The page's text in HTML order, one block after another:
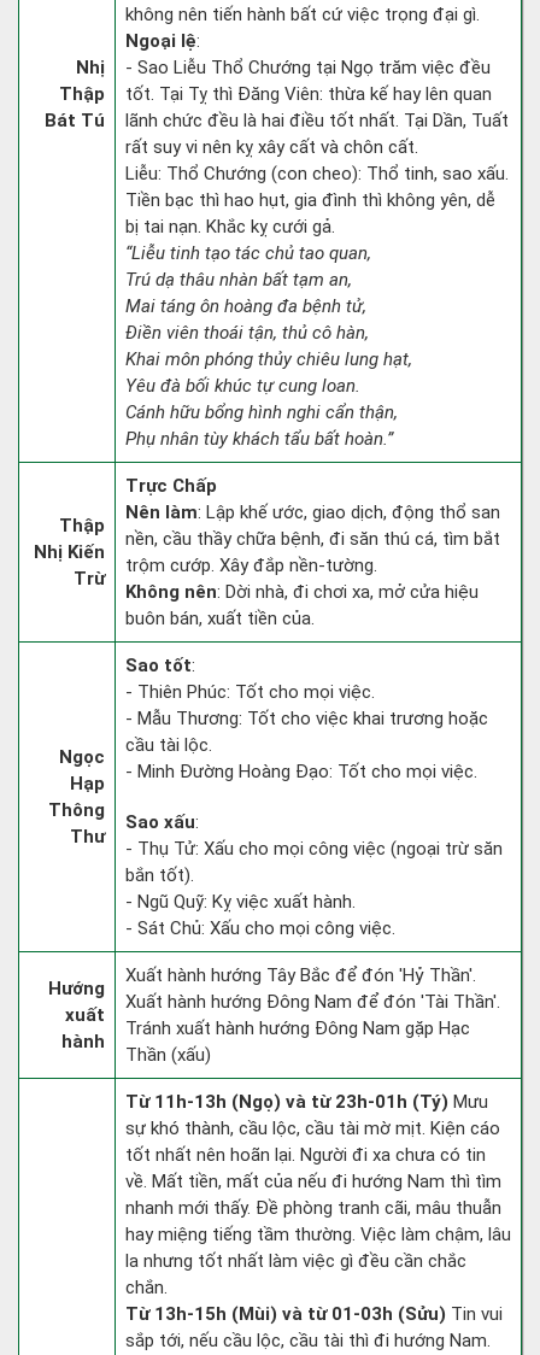
Nhị
Thập
Bát Tú
không nên tiến hành bất cứ việc trọng đại gì.
Ngoại lệ:
- Sao Liễu Thổ Chướng tại Ngọ trăm việc đều
tốt. Tại Tỵ thì Đăng Viên: thừa kế hay lên quan
lãnh chức đều là hai điều tốt nhất. Tại Dần, Tuất
rất suy vi nên kỵ xây cất và chôn cất.
Liễu: Thổ Chướng (con cheo): Thổ tinh, sao xấu.
Tiền bạc thì hao hụt, gia đình thì không yên, dễ
bị tai nạn. Khắc kỵ cưới gả.
“Liễu tinh tạo tác chủ tao quan,
Trú dạ thâu nhàn bất tạm an,
Mai táng ôn hoàng đa bệnh tử,
Điền viên thoái tận, thủ cô hàn,
Khai môn phóng thủy chiêu lung hạt,
Yêu đà bối khúc tự cung loan.
Cánh hữu bổng hình nghi cẩn thận,
Phụ nhân tùy khách tẩu bất hoàn.”
Thập
Nhị Kiến
Trừ
Trực Chấp
Nên làm: Lập khế ước, giao dịch, động thổ san
nền, cầu thầy chữa bệnh, đi săn thú cá, tìm bắt
trộm cướp. Xây đắp nền-tường.
Không nên: Dời nhà, đi chơi xa, mở cửa hiệu
buôn bán, xuất tiền của.
Ngọc
Hạp
Thông
Thư
Sao tốt:
- Thiên Phúc: Tốt cho mọi việc.
- Mẫu Thương: Tốt cho việc khai trương hoặc
cầu tài lộc.
- Minh Đường Hoàng Đạo: Tốt cho mọi việc.
Sao xấu:
- Thụ Tử: Xấu cho mọi công việc (ngoại trừ săn
bắn tốt).
- Ngũ Quỹ: Kỵ việc xuất hành.
- Sát Chủ: Xấu cho mọi công việc.
Hướng
xuất
hành
Xuất hành hướng Tây Bắc để đón 'Hỷ Thần'.
Xuất hành hướng Đông Nam để đón 'Tài Thần'.
Tránh xuất hành hướng Đông Nam gặp Hạc
Thần (xấu)
Từ 11h-13h (Ngọ) và từ 23h-01h (Tý) Mưu
sự khó thành, cầu lộc, cầu tài mờ mịt. Kiện cáo
tốt nhất nên hoãn lại. Người đi xa chưa có tin
về. Mất tiền, mất của nếu đi hướng Nam thì tìm
nhanh mới thấy. Đề phòng tranh cãi, mâu thuẫn
hay miệng tiếng tầm thường. Việc làm chậm, lâu
la nhưng tốt nhất làm việc gì đều cần chắc
chắn.
Từ 13h-15h (Mùi) và từ 01-03h (Sửu) Tin vui
sắp tới, nếu cầu lộc, cầu tài thì đi hướng Nam.